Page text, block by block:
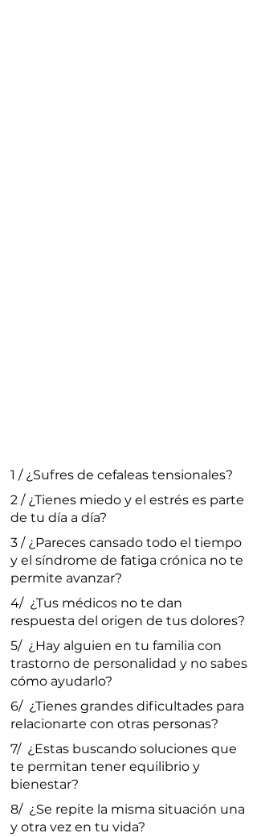
1 / ¿Sufres de cefaleas tensionales?
2 / ¿Tienes miedo y el estrés es parte
de tu día a día?
3 / ¿Pareces cansado todo el tiempo
y el síndrome de fatiga crónica no te
permite avanzar?
4/ ¿Tus médicos no te dan
respuesta del origen de tus dolores?
5/ ¿Hay alguien en tu familia con
trastorno de personalidad y no sabes
cómo ayudarlo?
6/ ¿Tienes grandes dificultades para
relacionarte con otras personas?
7/ ¿Estas buscando soluciones que
te permitan tener equilibrio y
bienestar?
8/ ¿Se repite la misma situación una
y otra vez en tu vida?